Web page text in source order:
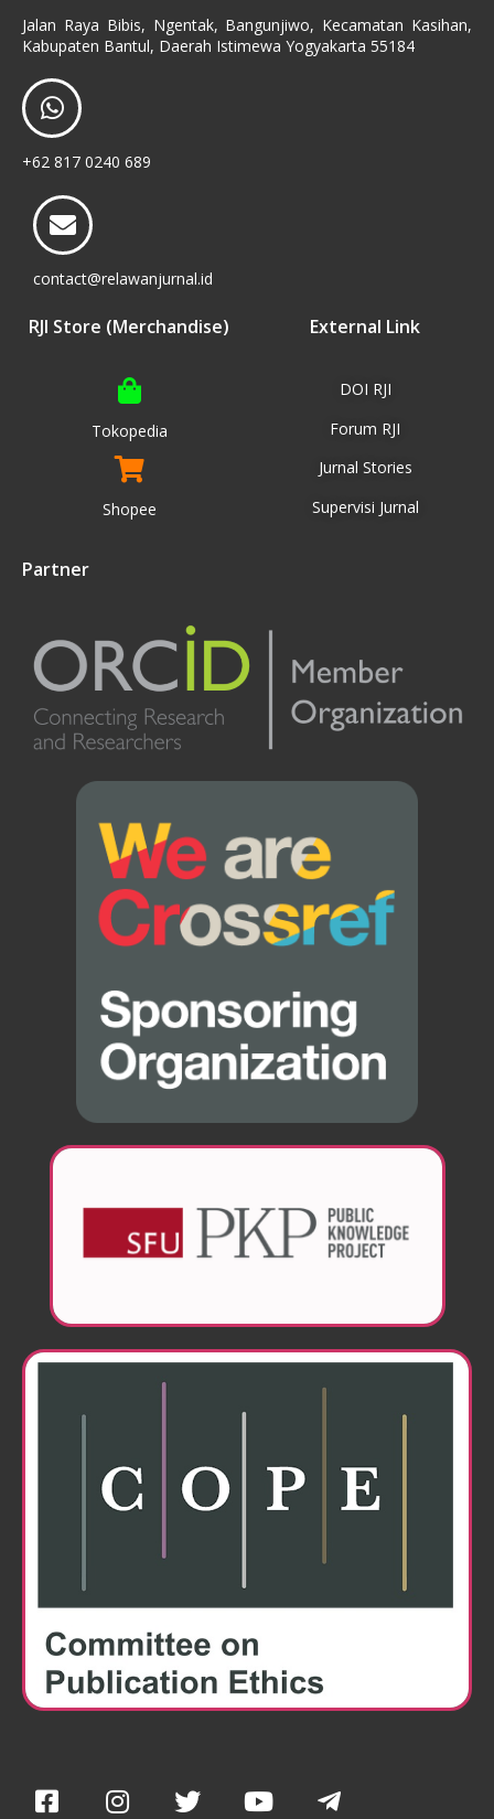
Jalan Raya Bibis, Ngentak, Bangunjiwo, Kecamatan Kasihan,
Kabupaten Bantul, Daerah Istimewa Yogyakarta 55184
+62 817 0240 689
contact@relawanjurnal.id
RJI Store (Merchandise)
Tokopedia
Shopee
External Link
DOI RJI
Forum RJI
Jurnal Stories
Supervisi Jurnal
Partner